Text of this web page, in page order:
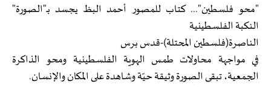
"محو فلسطين"... كتاب للمصور أحمد البظ يجسد بـ"الصورة"
النكبة الفلسطينية
الناصرة(فلسطين المحتلة)-قدس برس
في مواجهة محاولات طمس الهوية الفلسطينية ومحو الذاكرة
الجمعية، تبقى الصورة وثيقة حيّة وشاهدة على المكان والإنسان.